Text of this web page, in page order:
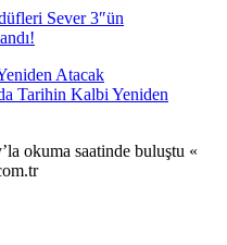
Sever 3″ün
Tarihin Kalbi Yeniden